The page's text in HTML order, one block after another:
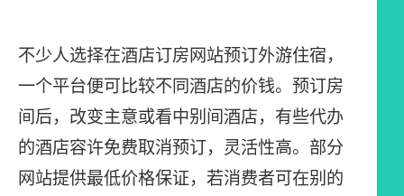
不少人选择在酒店订房网站预订外游住宿，
一个平台便可比较不同酒店的价钱。预订房
间后，改变主意或看中别间酒店，有些代办
的酒店容许免费取消预订，灵活性高。部分
网站提供最低价格保证，若消费者可在别的